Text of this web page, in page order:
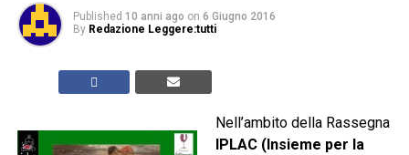
Published 10 anni ago on 6 Giugno 2016
By Redazione Leggere:tutti
Nell’ambito della Rassegna
IPLAC (Insieme per la